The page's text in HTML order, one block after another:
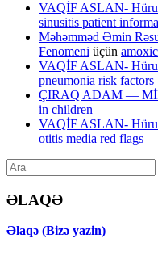
VAQİF ASLAN-
sinusitis patient
Məhəmməd Əmin
Fenomeni üçün
VAQİF ASLAN-
pneumonia risk factors
ÇIRAQ ADAM —
in children
VAQİF ASLAN-
otitis media red flags
ƏLAQƏ
Əlaqə (Bizə yazin)